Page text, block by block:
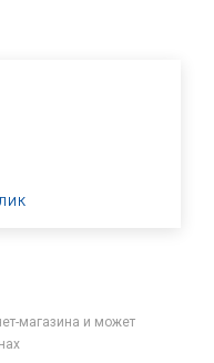
магазина и может